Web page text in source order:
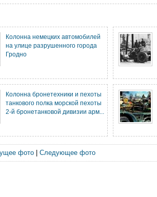
Колонна немецких автомобилей
на улице разрушенного города
Гродно
Колонна бронетехники и пехоты
танкового полка морской пехоты
2-й бронетанковой дивизии арм...
фото| Следующее фото